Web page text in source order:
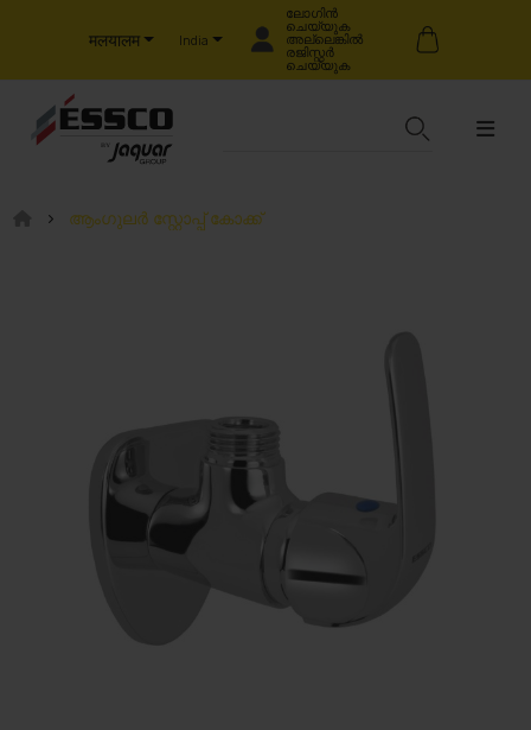
मलयालम India
ലോഗിൻ
ചെയ്യുക
അല്ലെങ്കിൽ
രജിസ്റ്റർ
ചെയ്യുക
ആംഗുലർ സ്റ്റോപ്പ് കോക്ക്